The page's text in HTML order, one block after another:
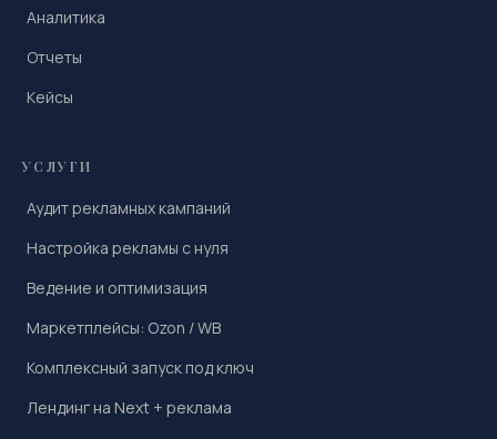
Аналитика
Отчеты
Кейсы
УСЛУГИ
Аудит рекламных кампаний
Настройка рекламы с нуля
Ведение и оптимизация
Маркетплейсы: Ozon / WB
Комплексный запуск под ключ
Лендинг на Next + реклама